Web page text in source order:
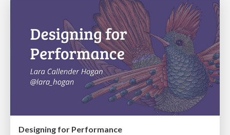
Designing for Performance